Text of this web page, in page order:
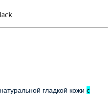
гладкой кожи с